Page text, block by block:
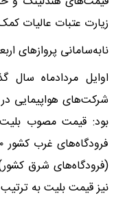
زیارت عتبات عالیات
نابه‌سامانی پروازهای
اوایل مردادماه سال
شرکت‌های هواپیمایی در
بود: قیمت مصوب بلیت
نیز قیمت بلیت به ترتیب ۵ و ۶ میلیون تومان است.